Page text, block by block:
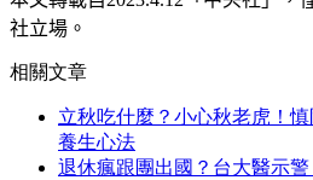
社立場。
相關文章
立秋吃什麼？小心秋老虎！
養生心法
退休瘋跟團出國？台大醫示